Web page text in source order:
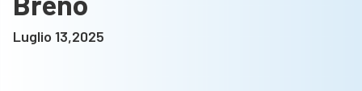
Luglio 13,2025